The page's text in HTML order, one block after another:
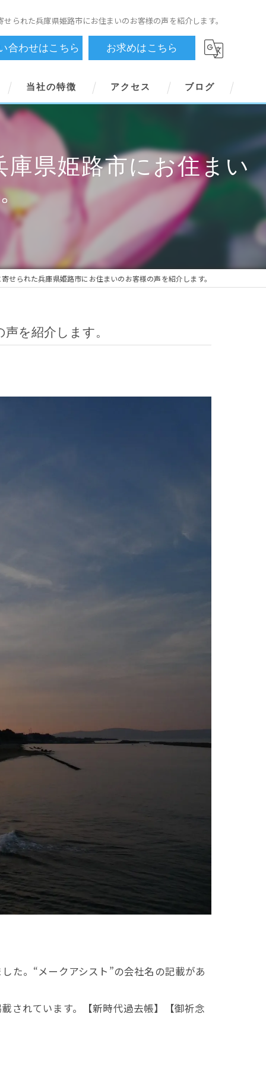
られた兵庫県姫路市にお住まいのお客様の声を紹介します。
合わせはこちら お求めはこちら
当社の特徴
横書き用
縦書き用
オーダーメイド
アクセス ブログ
県姫路市にお住まい
せられた兵庫県姫路市にお住まいのお客様の声を紹介します。
を紹介します。
た。“メークアシスト”の会社名の記載があ
されています。【新時代過去帳】【御祈念